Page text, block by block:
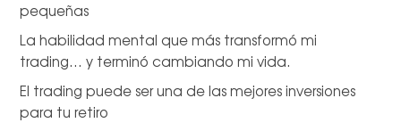
pequeñas
La habilidad mental que más transformó mi
trading… y terminó cambiando mi vida.
El trading puede ser una de las mejores inversiones
para tu retiro